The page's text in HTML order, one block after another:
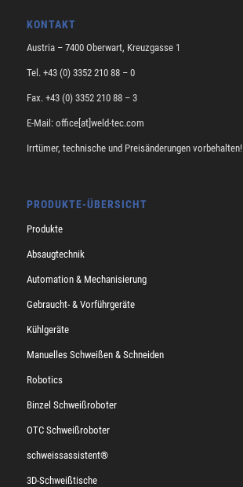
KONTAKT
Austria – 7400 Oberwart, Kreuzgasse 1
Tel. +43 (0) 3352 210 88 – 0
Fax. +43 (0) 3352 210 88 – 3
E-Mail: office[at]weld-tec.com
Irrtümer, technische und Preisänderungen vorbehalten!
PRODUKTE-ÜBERSICHT
Produkte
Absaugtechnik
Automation & Mechanisierung
Gebraucht- & Vorführgeräte
Kühlgeräte
Manuelles Schweißen & Schneiden
Robotics
Binzel Schweißroboter
OTC Schweißroboter
schweissassistent®
3D-Schweißtische